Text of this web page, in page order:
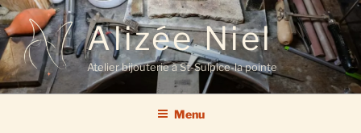
Aller
au
contenu
principal
Alizée Niel
Atelier bijouterie à St-Sulpice-la pointe
Menu